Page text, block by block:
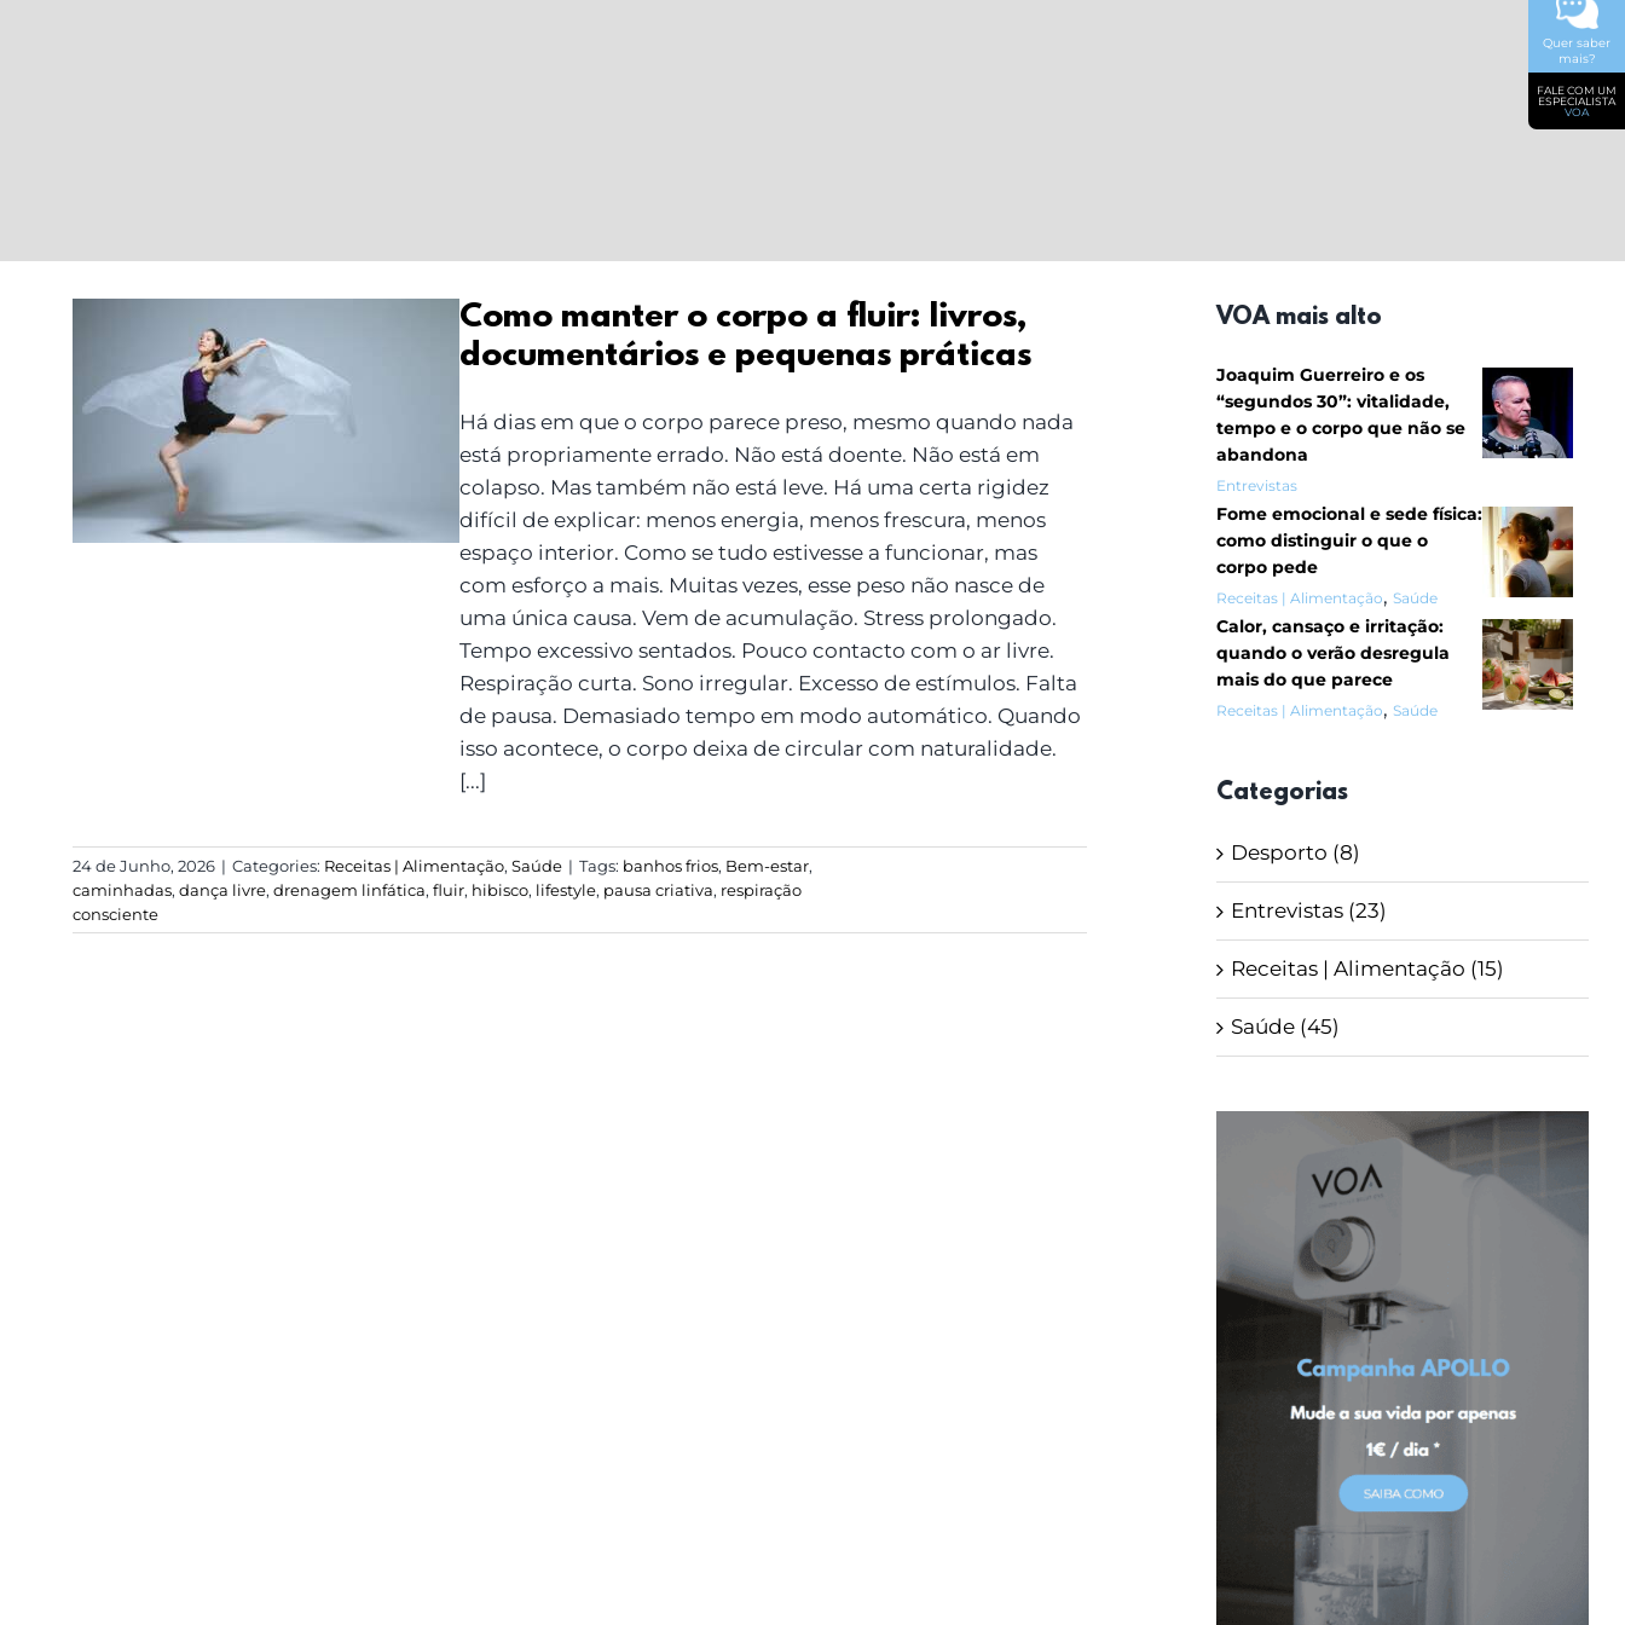
Como manter o corpo
a fluir: livros,
documentários e
pequenas práticas
Como manter o corpo a fluir: livros,
documentários e pequenas práticas
Há dias em que o corpo parece preso, mesmo quando nada
está propriamente errado. Não está doente. Não está em
colapso. Mas também não está leve. Há uma certa rigidez
difícil de explicar: menos energia, menos frescura, menos
espaço interior. Como se tudo estivesse a funcionar, mas
com esforço a mais. Muitas vezes, esse peso não nasce de
uma única causa. Vem de acumulação. Stress prolongado.
Tempo excessivo sentados. Pouco contacto com o ar livre.
Respiração curta. Sono irregular. Excesso de estímulos. Falta
de pausa. Demasiado tempo em modo automático. Quando
isso acontece, o corpo deixa de circular com naturalidade.
[...]
24 de Junho, 2026 | Categories: Receitas | Alimentação, Saúde | Tags: banhos frios, Bem-estar,
caminhadas, dança livre, drenagem linfática, fluir, hibisco, lifestyle, pausa criativa, respiração
consciente
VOA mais alto
Joaquim Guerreiro e os
“segundos 30”: vitalidade,
tempo e o corpo que não se
abandona
Entrevistas
Fome emocional e sede física:
como distinguir o que o
corpo pede
Receitas | Alimentação, Saúde
Calor, cansaço e irritação:
quando o verão desregula
mais do que parece
Receitas | Alimentação, Saúde
Categorias
Desporto (8)
Entrevistas (23)
Receitas | Alimentação (15)
Saúde (45)
Quer saber
mais?
FALE COM UM
ESPECIALISTA
VOA